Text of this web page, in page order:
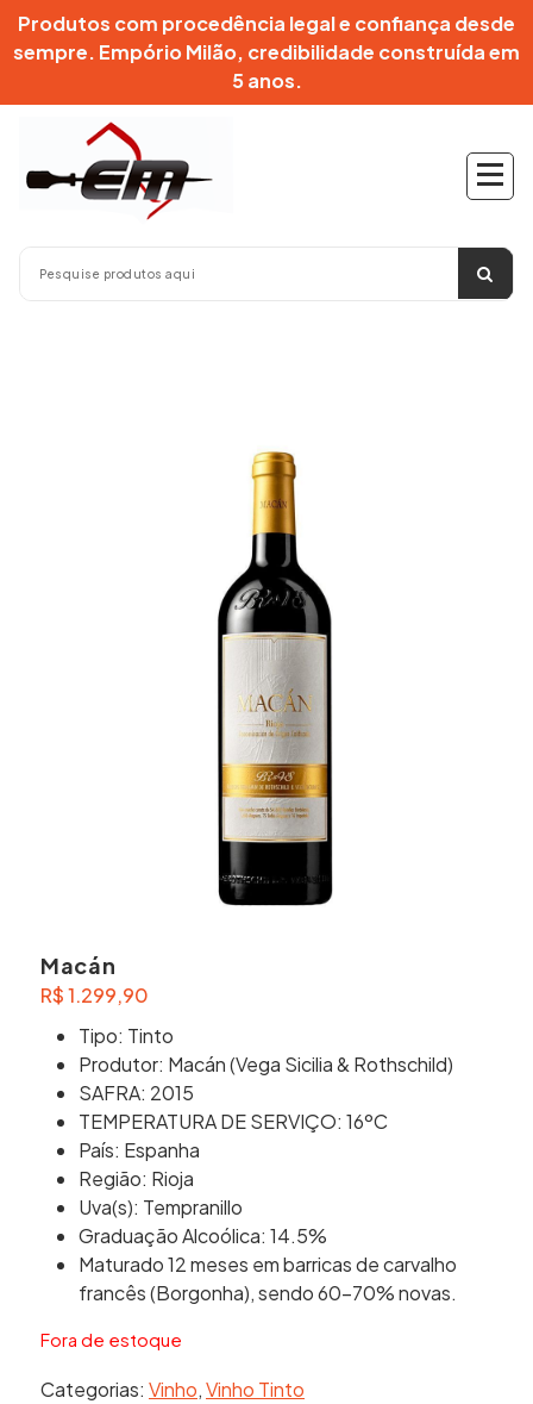
PularProdutos com procedência legal e confiança desde
sempre. Empório Milão, credibilidade construída em
5 anos.
Macán
R$1.299,90
Tipo: Tinto
Produtor: Macán (Vega Sicilia & Rothschild)
SAFRA: 2015
TEMPERATURA DE SERVIÇO: 16ºC
País: Espanha
Região: Rioja
Uva(s): Tempranillo
Graduação Alcoólica: 14.5%
Maturado 12 meses em barricas de carvalho
francês (Borgonha), sendo 60-70% novas.
Fora de estoque
Categorias: Vinho,Vinho Tinto